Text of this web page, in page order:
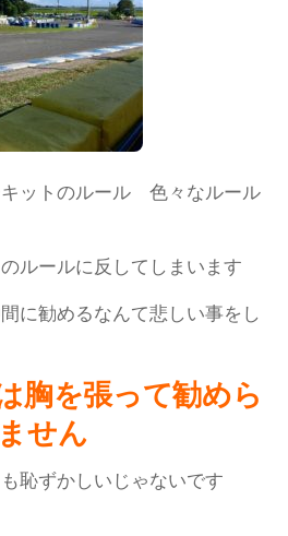
ットのルール 色々なルール
ルールに反してしまいます
に勧めるなんて悲しい事をし
胸を張って勧めら
せん
恥ずかしいじゃないです